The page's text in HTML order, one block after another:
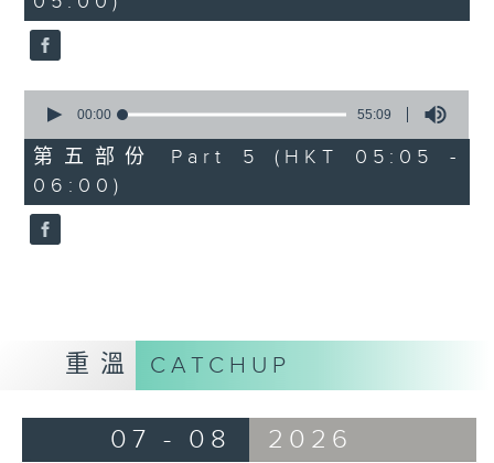
seconds
seconds
55
minutes,
9
seconds
00:00 55:09
第五部份 Part 5 (HKT 05:05 -
06:00)
重溫 CATCHUP
07 - 08 2026